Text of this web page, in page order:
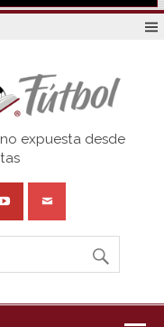
expuesta desde